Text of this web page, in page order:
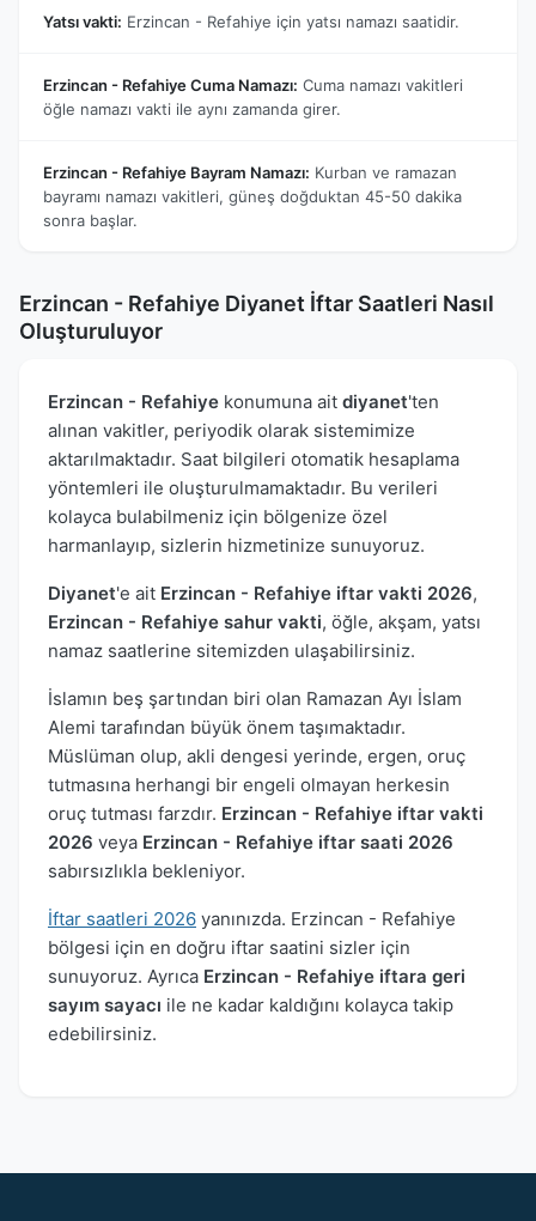
Yatsı vakti: Erzincan - Refahiye için yatsı namazı saatidir.
Erzincan - Refahiye Cuma Namazı: Cuma namazı vakitleri
öğle namazı vakti ile aynı zamanda girer.
Erzincan - Refahiye Bayram Namazı: Kurban ve ramazan
bayramı namazı vakitleri, güneş doğduktan 45-50 dakika
sonra başlar.
Erzincan - Refahiye Diyanet İftar Saatleri Nasıl
Oluşturuluyor
Erzincan - Refahiye konumuna ait diyanet'ten
alınan vakitler, periyodik olarak sistemimize
aktarılmaktadır. Saat bilgileri otomatik hesaplama
yöntemleri ile oluşturulmamaktadır. Bu verileri
kolayca bulabilmeniz için bölgenize özel
harmanlayıp, sizlerin hizmetinize sunuyoruz.
Diyanet'e ait Erzincan - Refahiye iftar vakti 2026,
Erzincan - Refahiye sahur vakti, öğle, akşam, yatsı
namaz saatlerine sitemizden ulaşabilirsiniz.
İslamın beş şartından biri olan Ramazan Ayı İslam
Alemi tarafından büyük önem taşımaktadır.
Müslüman olup, akli dengesi yerinde, ergen, oruç
tutmasına herhangi bir engeli olmayan herkesin
oruç tutması farzdır. Erzincan - Refahiye iftar vakti
2026 veya Erzincan - Refahiye iftar saati 2026
sabırsızlıkla bekleniyor.
İftar saatleri 2026 yanınızda. Erzincan - Refahiye
bölgesi için en doğru iftar saatini sizler için
sunuyoruz. Ayrıca Erzincan - Refahiye iftara geri
sayım sayacı ile ne kadar kaldığını kolayca takip
edebilirsiniz.